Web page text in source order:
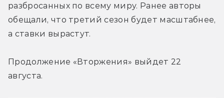
разбросанных по всему миру. Ранее авторы
обещали, что третий сезон будет масштабнее,
а ставки вырастут.
Продолжение «Вторжения» выйдет 22
августа.